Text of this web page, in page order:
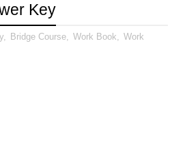
Key
, Bridge Course, Work Book, Work